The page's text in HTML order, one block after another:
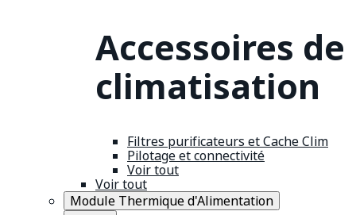
Accessoires de
climatisation
Filtres purificateurs et Cache Clim
Pilotage et connectivité
Voir tout
Voir tout
Module Thermique d'Alimentation